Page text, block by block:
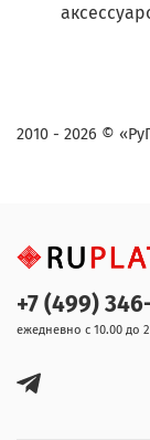
2010 - 2026 ©
+7 (499)
ежедневно с 10.00 до